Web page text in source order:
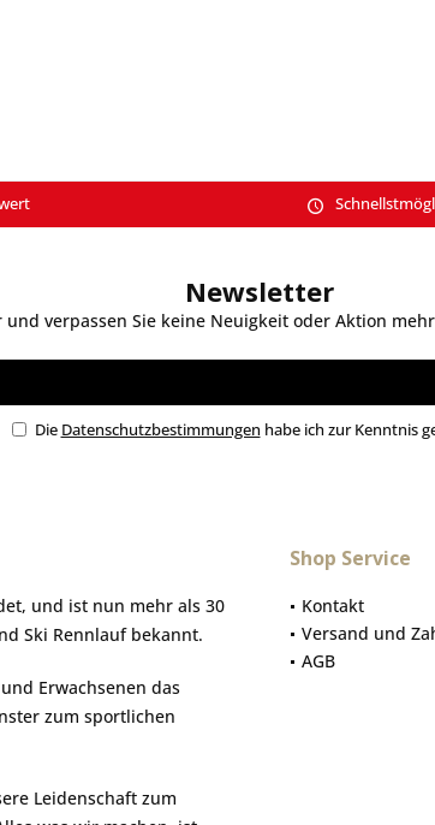
Newsletter
verpassen Sie keine Neuigkeit oder Aktion
Die Datenschutzbestimmungen habe ich zur Kenntnis
und ist nun mehr als 30
Ski Rennlauf bekannt.
Erwachsenen das
zum sportlichen
Leidenschaft zum
Shop Service
Kontakt
Versand und
AGB